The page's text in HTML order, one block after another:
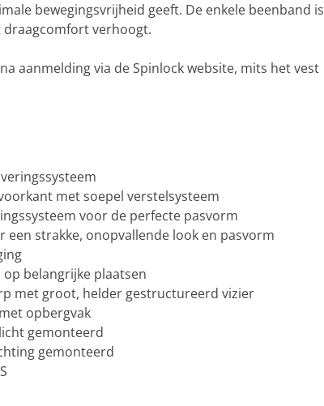
bewegingsvrijheid geeft. De enkele beenband is
draagcomfort verhoogt.
aanmelding via de Spinlock website, mits het vest
met soepel verstelsysteem
voor de perfecte pasvorm
strakke, onopvallende look en pasvorm
belangrijke plaatsen
met groot, helder gestructureerd vizier
opbergvak
gemonteerd
gemonteerd